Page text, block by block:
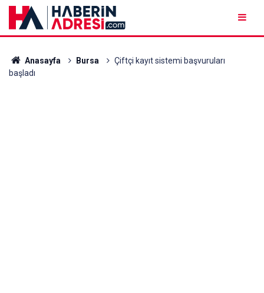
Anasayfa Bursa
Çiftçi kayıt sistemi başvuruları
başladı